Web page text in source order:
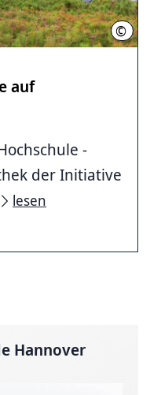
©
­auf
der Initiative
lesen
Hannover